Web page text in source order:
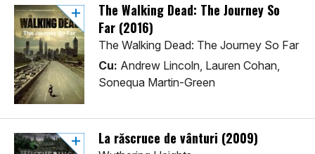
The Walking Dead: The Journey So
Far (2016)
The Walking Dead: The Journey So Far
Cu: Andrew Lincoln, Lauren Cohan,
Sonequa Martin-Green
La răscruce de vânturi (2009)